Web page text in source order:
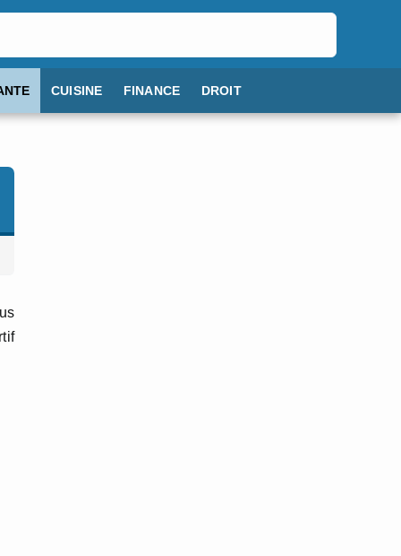
CUISINE FINANCE DROIT